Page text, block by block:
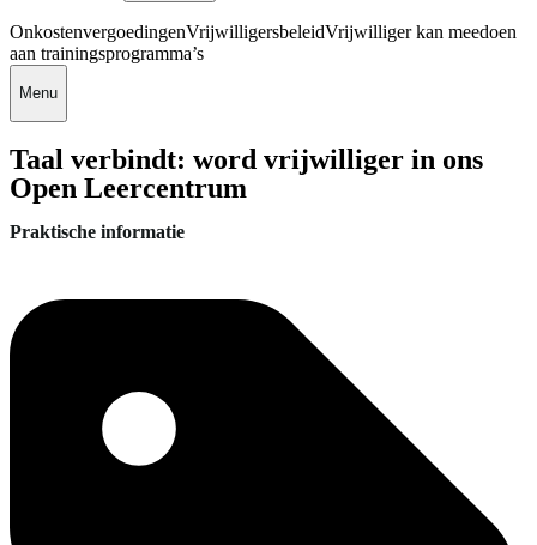
OnkostenvergoedingenVrijwilligersbeleidVrijwilliger kan meedoen
aan trainingsprogramma’s
Menu
Taal verbindt: word vrijwilliger in ons
Open Leercentrum
Praktische informatie